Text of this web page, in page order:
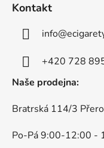
Kontakt
info@
+420 728
Naše prodejna:
Bratrská 114/3
Po-Pá 9:00-12:00 -